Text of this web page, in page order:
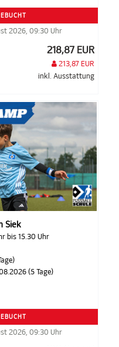
2026, 09:30 Uhr
218,87 EUR
213,87 EUR
inkl. Ausstattung
Siek
bis 15.30 Uhr
(5 Tage)
2026, 09:30 Uhr